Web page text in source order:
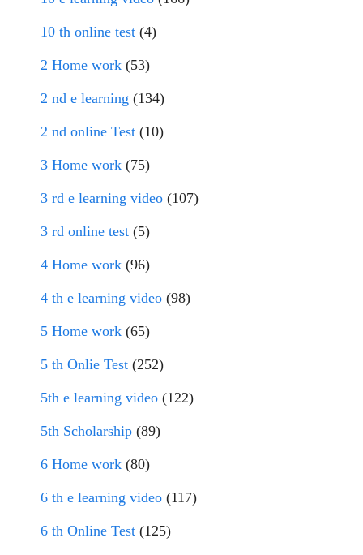
10 th online test (4)
2 Home work (53)
2 nd e learning (134)
2 nd online Test (10)
3 Home work (75)
3 rd e learning video (107)
3 rd online test (5)
4 Home work (96)
4 th e learning video (98)
5 Home work (65)
5 th Onlie Test (252)
5th e learning video (122)
5th Scholarship (89)
6 Home work (80)
6 th e learning video (117)
6 th Online Test (125)